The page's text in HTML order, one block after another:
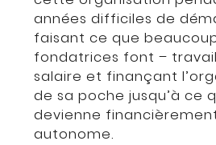
années difficiles de
faisant ce que
fondatrices font –
salaire et finançant
de sa poche jusqu’à ce
devienne
autonome.